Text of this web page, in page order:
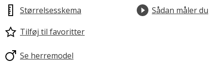
Størrelsesskema
Sådan måler du
Tilføj til favoritter
Se herremodel